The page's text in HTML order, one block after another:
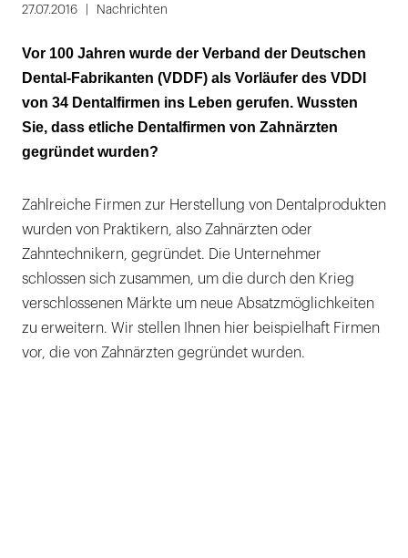
1
10
27.07.2016 Nachrichten
Vor 100 Jahren wurde der Verband der Deutschen
Dental-Fabrikanten (VDDF) als Vorläufer des VDDI
von 34 Dentalfirmen ins Leben gerufen. Wussten
Sie, dass etliche Dentalfirmen von Zahnärzten
gegründet wurden?
Zahlreiche Firmen zur Herstellung von Dentalprodukten
wurden von Praktikern, also Zahnärzten oder
Zahntechnikern, gegründet. Die Unternehmer
schlossen sich zusammen, um die durch den Krieg
verschlossenen Märkte um neue Absatzmöglichkeiten
zu erweitern. Wir stellen Ihnen hier beispielhaft Firmen
vor, die von Zahnärzten gegründet wurden.